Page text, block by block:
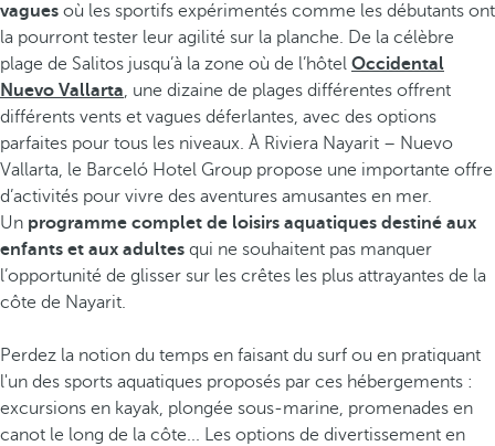
vagues où les sportifs expérimentés comme les débutants ont
la pourront tester leur agilité sur la planche. De la célèbre
plage de Salitos jusqu’à la zone où de l’hôtel Occidental
Nuevo Vallarta, une dizaine de plages différentes offrent
différents vents et vagues déferlantes, avec des options
parfaites pour tous les niveaux. À Riviera Nayarit – Nuevo
Vallarta, le Barceló Hotel Group propose une importante offre
d’activités pour vivre des aventures amusantes en mer.
Un programme complet de loisirs aquatiques destiné aux
enfants et aux adultes qui ne souhaitent pas manquer
l’opportunité de glisser sur les crêtes les plus attrayantes de la
côte de Nayarit.
Perdez la notion du temps en faisant du surf ou en pratiquant
l'un des sports aquatiques proposés par ces hébergements :
excursions en kayak, plongée sous-marine, promenades en
canot le long de la côte... Les options de divertissement en